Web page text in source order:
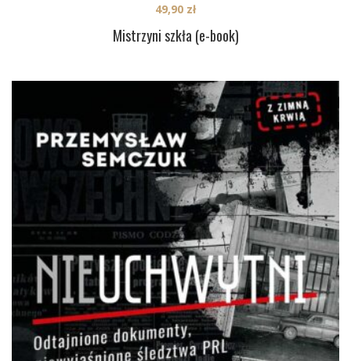
Mistrzyni szkła (e-book)
49,90 zł